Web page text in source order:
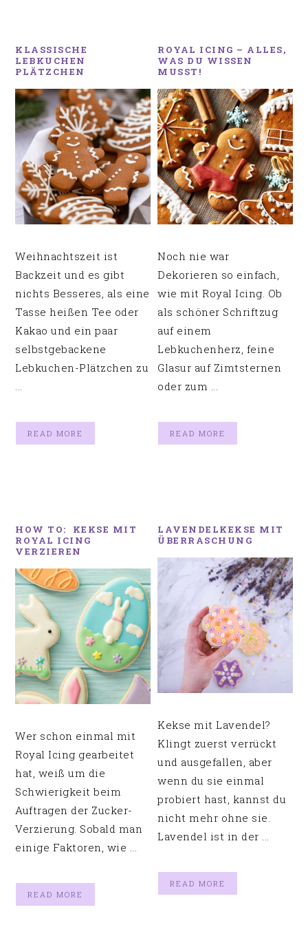
KLASSISCHE
LEBKUCHEN
PLÄTZCHEN
Weihnachtszeit ist
Backzeit und es gibt
nichts Besseres, als eine
Tasse heißen Tee oder
Kakao und ein paar
selbstgebackene
Lebkuchen-Plätzchen zu
...
READ MORE
ROYAL ICING – ALLES,
WAS DU WISSEN
MUSST!
Noch nie war
Dekorieren so einfach,
wie mit Royal Icing. Ob
als schöner Schriftzug
auf einem
Lebkuchenherz, feine
Glasur auf Zimtsternen
oder zum ...
READ MORE
HOW TO: KEKSE MIT
ROYAL ICING
VERZIEREN
Wer schon einmal mit
Royal Icing gearbeitet
hat, weiß um die
Schwierigkeit beim
Auftragen der Zucker-
Verzierung. Sobald man
einige Faktoren, wie ...
READ MORE
LAVENDELKEKSE MIT
ÜBERRASCHUNG
Kekse mit Lavendel?
Klingt zuerst verrückt
und ausgefallen, aber
wenn du sie einmal
probiert hast, kannst du
nicht mehr ohne sie.
Lavendel ist in der ...
READ MORE